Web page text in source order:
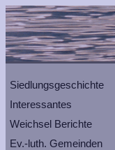
Siedlungsgeschichte
Interessantes
Weichsel Berichte
Ev.-luth. Gemeinden